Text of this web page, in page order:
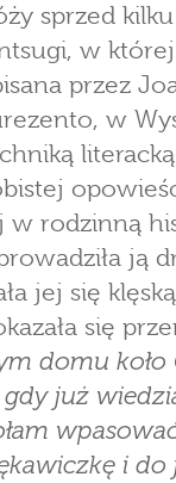
sprzed
w
przez
w
w rodzinną
ją
jej się
się
domu koło
już
i do